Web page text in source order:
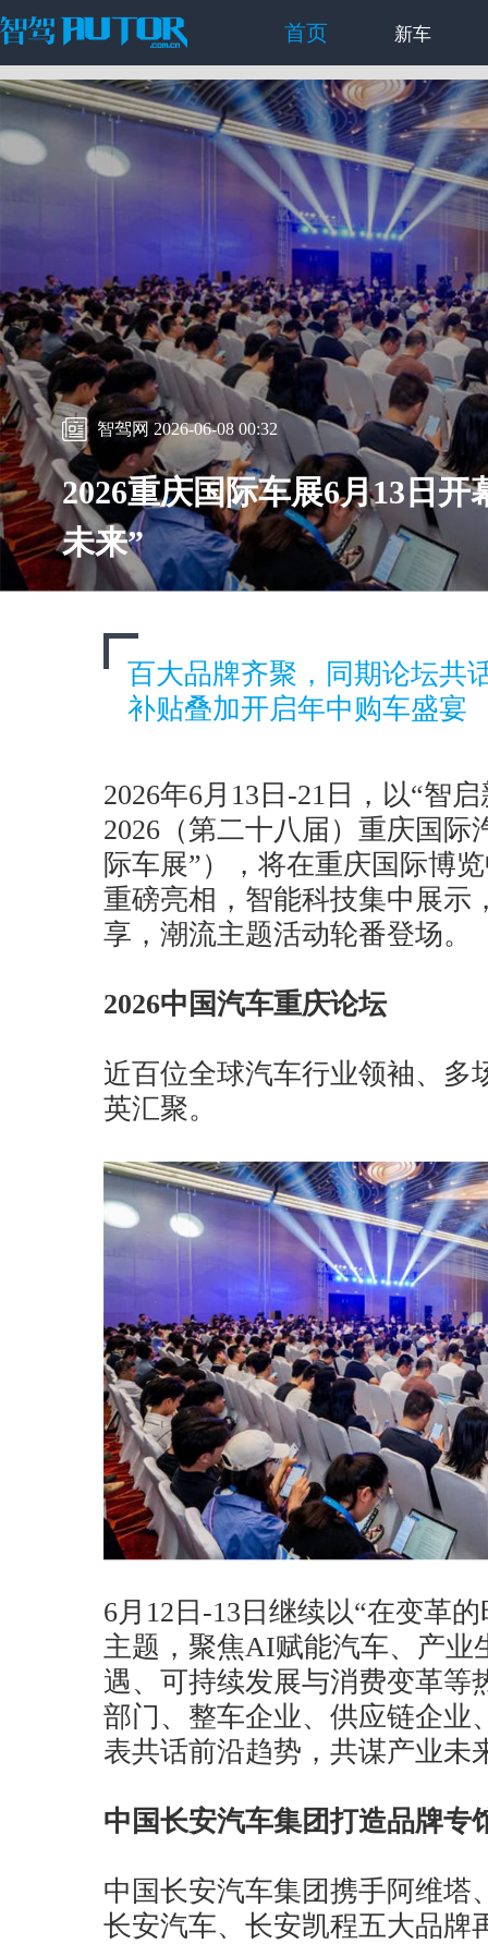
首页 新车
智驾网 2026-06-08 00:32
2026重庆国际车展6月13日
未来”
百大品牌齐聚，同期论坛共
补贴叠加开启年中购车盛宴
2026年6月13日-21日，以“智
2026（第二十八届）重庆国际
际车展”），将在重庆国际博
重磅亮相，智能科技集中展示
享，潮流主题活动轮番登场。
2026中国汽车重庆论坛
近百位全球汽车行业领袖、多
英汇聚。
6月12日-13日继续以“在变革
主题，聚焦AI赋能汽车、产业
遇、可持续发展与消费变革等
部门、整车企业、供应链企业
表共话前沿趋势，共谋产业未
中国长安汽车集团打造品牌专
中国长安汽车集团携手阿维塔
长安汽车、长安凯程五大品牌